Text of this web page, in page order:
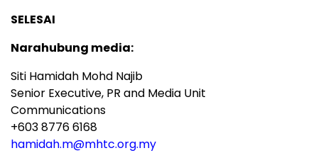
SELESAI
Narahubung media:
Siti Hamidah Mohd Najib
Senior Executive, PR and Media Unit
Communications
+603 8776 6168
hamidah.m@mhtc.org.my